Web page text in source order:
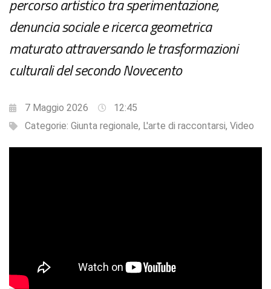
percorso artistico tra sperimentazione,
denuncia sociale e ricerca geometrica
maturato attraversando le trasformazioni
culturali del secondo Novecento
7 Maggio 2026
12:45
Categorie: Giunta regionale, L'arte di raccontarsi, Video